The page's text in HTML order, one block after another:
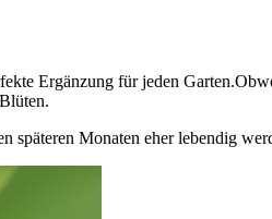
Ergänzung für jeden
späteren Monaten eher lebendig